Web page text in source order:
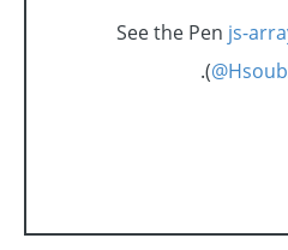
See the Penjs-
(
.